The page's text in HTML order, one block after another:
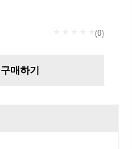
(0)
구매하기